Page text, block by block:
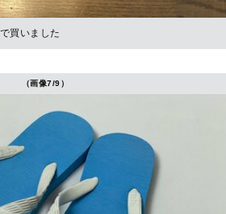
買いました
（画像7/9）